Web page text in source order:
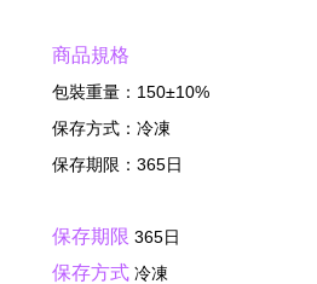
商品規格
包裝重量：150±10%
保存方式：冷凍
保存期限：365日
保存期限 365日
保存方式 冷凍